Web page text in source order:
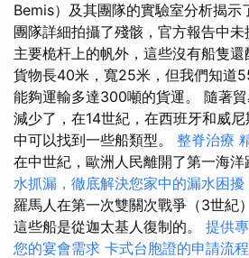
Bemis）及其團隊的實驗室分析揭示
團隊詳細拍攝了殘骸，官方報告中
主要桅杆上的帆外，這些沒有船隻
貨物長40米，寬25米，但我們知道
能夠運輸多達300噸的貨運。 隨著
減少了，在14世紀，在西班牙和威
中可以找到一些船類型。 整脊治療
在中世紀，歐洲人民離開了第一海洋
水抓漏，徹底解決您家中的漏水困擾
羅馬人在第一次雙關次戰爭（3世紀
這些船是從迦太基人復制的。 提供
您的宴會需求 卡式台胞證的申請流